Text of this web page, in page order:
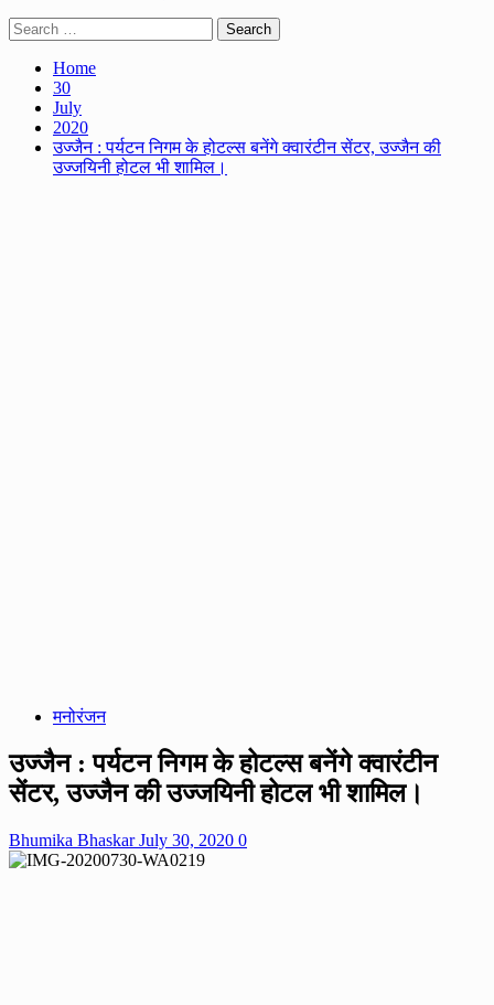
Search
for:
Home
30
July
2020
उज्जैन : पर्यटन निगम के होटल्स बनेंगे क्‍वारंटीन सेंटर, उज्जैन की
उज्जयिनी होटल भी शामिल।
मनोरंजन
उज्जैन : पर्यटन निगम के होटल्स बनेंगे क्‍वारंटीन
सेंटर, उज्जैन की उज्जयिनी होटल भी शामिल।
Bhumika BhaskarJuly 30, 2020 0